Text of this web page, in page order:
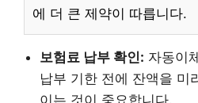
에 더 큰 제약이 따릅니다.
보험료 납부 확인: 자동이
납부 기한 전에 잔액을 미